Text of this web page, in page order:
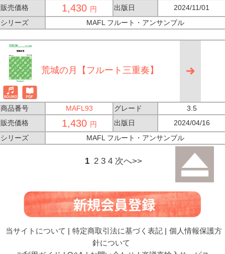
販売価格
1,430 円 出版日
2024/11/01
シリーズ
MAFL フルート・アンサンブル
荒城の月【フルート三重奏】
商品番号 MAFL93 グレード
3.5
販売価格
1,430 円 出版日
2024/04/16
シリーズ
MAFL フルート・アンサンブル
1 2 3 4 次へ>>
当サイトについて | 特定商取引法に基づく表記 | 個人情報保護方
針について